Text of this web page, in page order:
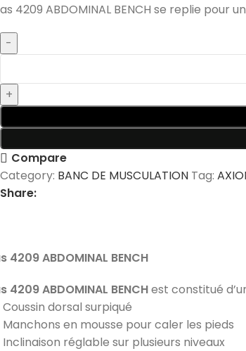
as 4209 ABDOMINAL BENCH se replie pour
Compare
Category: BANC DE MUSCULATION Tag:
Share:
4209ABDOMINAL BENCH
4209ABDOMINAL BENCHest constitué
Coussin dorsal surpiqué
Manchons en mousse pour caler les pieds
Inclinaison réglable sur plusieurs niveaux